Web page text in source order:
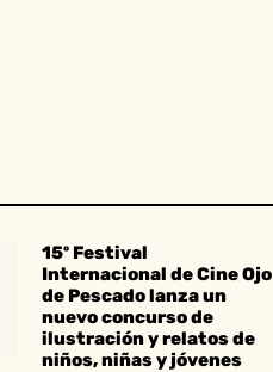
15º Festival
Internacional de Cine Ojo
de Pescado lanza un
nuevo concurso de
ilustración y relatos de
niños, niñas y jóvenes